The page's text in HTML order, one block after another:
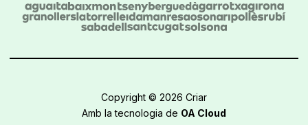
Copyright © 2026 Criar
Amb la tecnologia de OA Cloud